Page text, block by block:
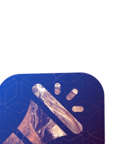
Долго не
на катании на
вот на выходных мы
огромную пробку и по